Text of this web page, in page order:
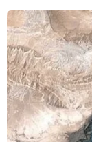
CƠ QUAN CHỦ
Tổng Biên tập:
Phó Tổng Biên
THỦY